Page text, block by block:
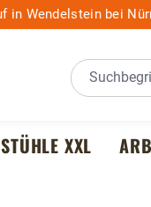
in Wendelstein bei
XXL